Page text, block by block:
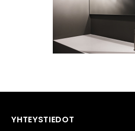
Galleria
€0,00
YHTEYSTIEDOT